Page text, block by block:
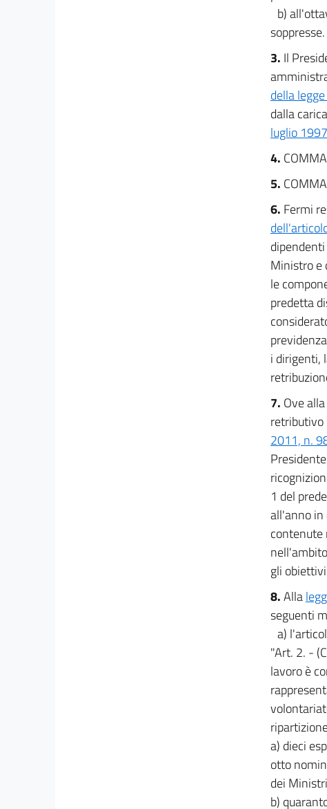
b)
soppresse.
3. Il
della
dalla
luglio
4.
5.
6. Fermi
Ministro e
le
predetta
i dirigenti,
7. Ove
retributivo
2011, n.
1 del
all'anno in
contenute
gli
8.Alla
seguenti
a)
"Art. 2. -
lavoro è
a) dieci
otto
dei
b)